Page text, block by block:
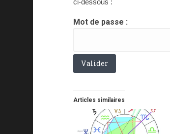
ci-dessous :
Mot de passe :
Articles similaires